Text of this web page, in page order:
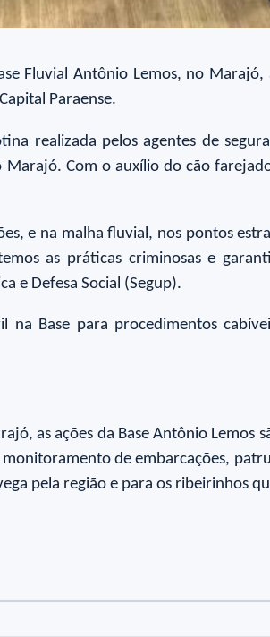
Fluvial Antônio Lemos, no
Paraense.
realizada pelos agentes de
Marajó. Com o auxílio do cão
e na malha fluvial, nos pontos
as práticas criminosas e
e Defesa Social (Segup).
Base para procedimentos
as ações da Base Antônio Lemos
de embarcações,
pela região e para os ribeirinhos